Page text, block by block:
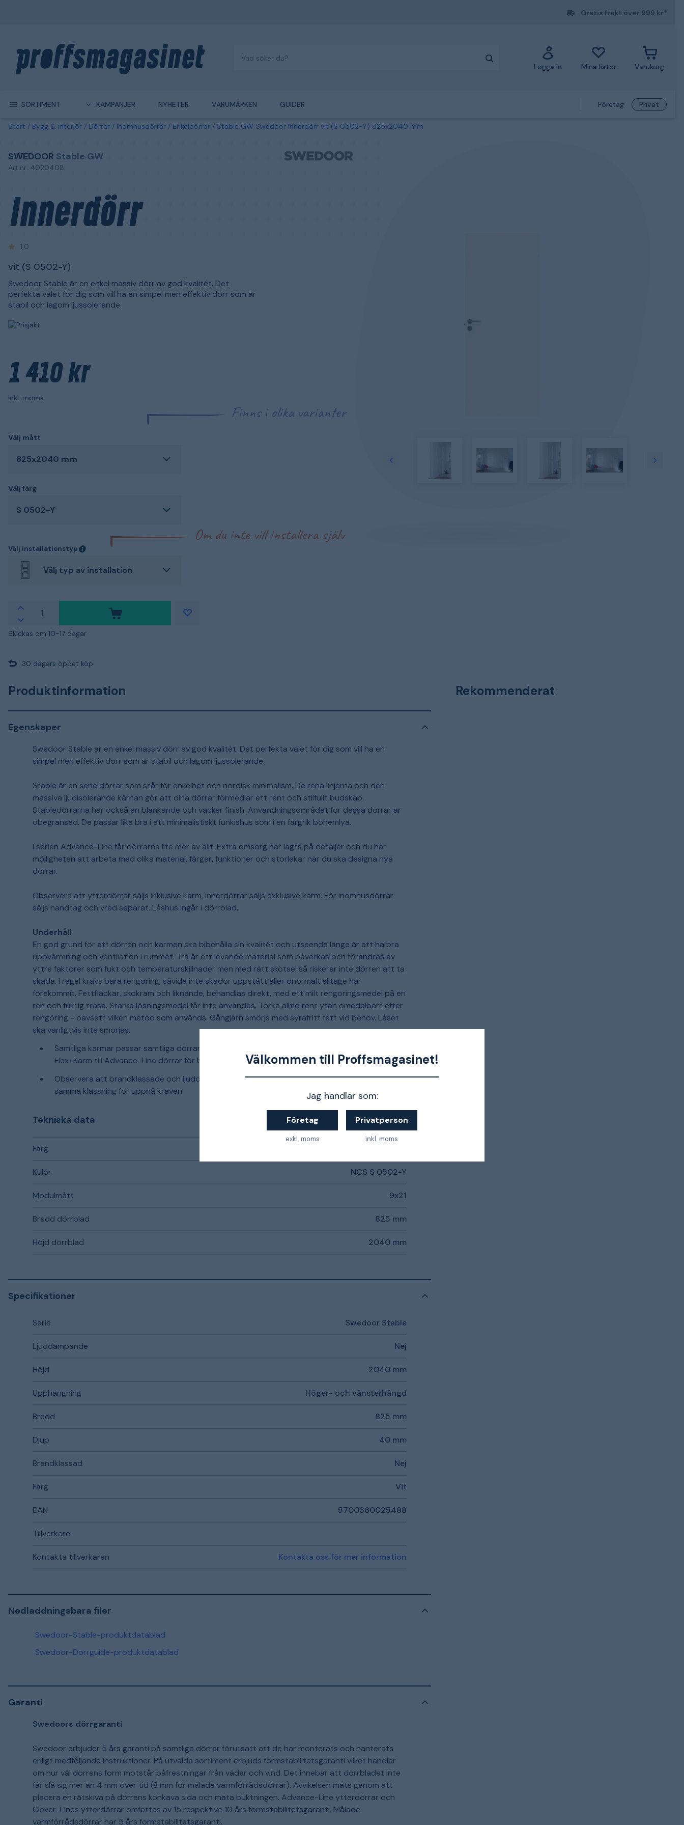
Välkommen till Proffsmagasinet!
Jag handlar som:
Företag
exkl. moms
Privatperson
inkl. moms
Gratis frakt över 999 kr*
Logga in Mina listor Varukorg
SORTIMENT KAMPANJER NYHETER VARUMÄRKEN GUIDER Företag Privat
Start Bygg & interiör Dörrar Inomhusdörrar Enkeldörrar Stable GW Swedoor Innerdörr vit (S 0502-Y) 825x2040 mm
SWEDOOR Stable GW
Art.nr: 4020408
Innerdörr
1,0
vit (S 0502-Y)
Swedoor Stable är en enkel massiv dörr av god kvalitét. Det
perfekta valet för dig som vill ha en simpel men effektiv dörr som är
stabil och lagom ljussolerande.
1 410 kr
Inkl. moms
Finns i olika varianter
Välj mått
825x2040 mm
Välj färg
S 0502-Y
Om du inte vill installera själv
Välj installationstyp
Välj typ av installation
Skickas om 10-17 dagar
30 dagars öppet köp
Produktinformation
Egenskaper
Swedoor Stable är en enkel massiv dörr av god kvalitét. Det perfekta valet för dig som vill ha en
simpel men effektiv dörr som är stabil och lagom ljussolerande.
Stable är en serie dörrar som står för enkelhet och nordisk minimalism. De rena linjerna och den
massiva ljudisolerande kärnan gör att dina dörrar förmedlar ett rent och stilfullt budskap.
Stabledörrarna har också en blänkande och vacker finish. Användningsområdet för dessa dörrar är
obegränsad. De passar lika bra i ett minimalistiskt funkishus som i en färgrik bohemlya.
I serien Advance-Line får dörrarna lite mer av allt. Extra omsorg har lagts på detaljer och du har
möjligheten att arbeta med olika material, färger, funktioner och storlekar när du ska designa nya
dörrar.
Observera att ytterdörrar säljs inklusive karm, innerdörrar säljs exklusive karm. För inomhusdörrar
säljs handtag och vred separat. Låshus ingår i dörrblad.
Underhåll
En god grund för att dörren och karmen ska bibehålla sin kvalitét och utseende länge är att ha bra
uppvärmning och ventilation i rummet. Trä är ett levande material som påverkas och förändras av
yttre faktorer som fukt och temperaturskillnader men med rätt skötsel så riskerar inte dörren att ta
skada. I regel krävs bara rengöring, såvida inte skador uppstått eller onormalt slitage har
förekommit. Fettfläckar, skokräm och liknande, behandlas direkt, med ett milt rengöringsmedel på en
ren och fuktig trasa. Starka lösningsmedel får inte användas. Torka alltid rent ytan omedelbart efter
rengöring - oavsett vilken metod som används. Gångjärn smörjs med syrafritt fett vid behov. Låset
ska vanligtvis inte smörjas.
Samtliga karmar passar samtliga dörrar från Swedoor men vi rekommenderar +Karm eller
Flex+Karm till Advance-Line dörrar för bästa kvalité
Observera att brandklassade och ljuddämpande dörrar måste kombineras med karmar av
samma klassning för uppnå kraven
Tekniska data
Färg
Kulör NCS S 0502-Y
Modulmått 9x21
Bredd dörrblad 825 mm
Höjd dörrblad 2040 mm
Specifikationer
Serie Swedoor Stable
Ljuddämpande Nej
Höjd 2040 mm
Upphängning Höger- och vänsterhängd
Bredd 825 mm
Djup 40 mm
Brandklassad Nej
Färg Vit
EAN 5700360025488
Tillverkare
Kontakta tillverkaren Kontakta oss för mer information
Nedladdningsbara filer
Swedoor-Stable-produktdatablad
Swedoor-Dörrguide-produktdatablad
Garanti
Swedoors dörrgaranti
Swedoor erbjuder 5 års garanti på samtliga dörrar förutsatt att de har monterats och hanterats
enligt medföljande instruktioner. På utvalda sortiment erbjuds formstabilitetsgaranti vilket handlar
om hur väl dörrens form motstår påfrestningar från väder och vind. Det innebär att dörrbladet inte
får slå sig mer än 4 mm över tid (8 mm för målade varmförrådsdörrar). Avvikelsen mäts genom att
placera en rätskiva på dörrens konkava sida och mäta buktningen. Advance-Line ytterdörrar och
Clever-Lines ytterdörrar omfattas av 15 respektive 10 års formstabilitetsgaranti. Målade
varmförrådsdörrar har 5 års formstabilitetsgaranti.
Rekommenderat